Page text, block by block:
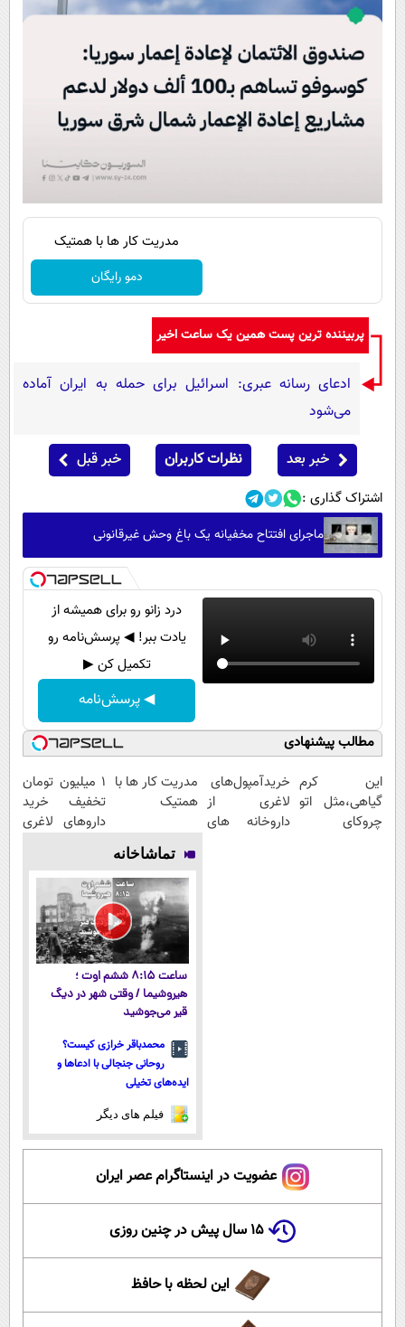
مدریت کار ها با همتیک
دمو رایگان
پربیننده ترین پست همین یک ساعت اخیر
ادعای رسانه عبری: اسرائیل برای حمله به ایران آماده
می‌شود
خبر بعد نظرات کاربران خبر قبل
اشتراک گذاری :
ماجرای افتتاح مخفیانه یک باغ وحش غیرقانونی
درد زانو رو برای همیشه از
یادت ببر! ◀ پرسش‌نامه رو
تکمیل کن ▶
◀ پرسش‌نامه
مطالب پیشنهادی
این کرم
گیاهی،مثل اتو
چروکای
خریدآمپول‌های
لاغری از
داروخانه های
مدریت کار ها با
همتیک
1 میلیون تومان
تخفیف خرید
داروهای لاغری
یخ!
تماشاخانه
ساعت ۸:۱۵ ششم اوت ؛
هیروشیما / وقتی شهر در دیگ
قیر می‌جوشید
محمدباقر خرازی کیست؟
روحانی جنجالی با ادعاها و
ایده‌های تخیلی
فیلم های دیگر
عضویت در اینستاگرام عصر ایران
۱۵ سال پیش در چنین روزی
این لحظه با حافظ